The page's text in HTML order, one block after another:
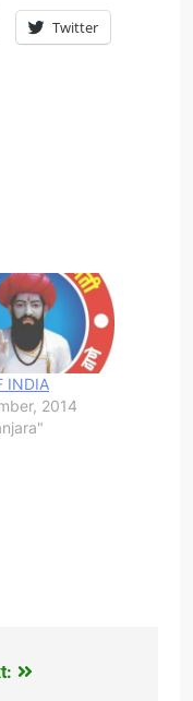
Twitter
INDIA
2014